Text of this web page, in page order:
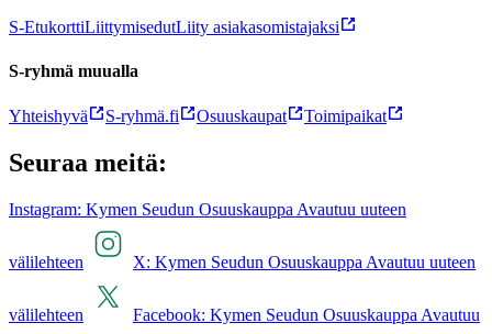
S-EtukorttiLiittymisedutLiity asiakasomistajaksi
S-ryhmä muualla
Yhteishyvä S-ryhmä.fi Osuuskaupat Toimipaikat
Seuraa meitä:
Instagram: Kymen Seudun Osuuskauppa Avautuu uuteen
välilehteen X: Kymen Seudun Osuuskauppa Avautuu uuteen
välilehteen Facebook: Kymen Seudun Osuuskauppa Avautuu